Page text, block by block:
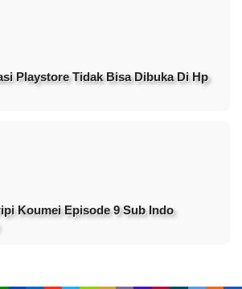
Playstore Tidak Bisa Dibuka Di Hp
Koumei Episode 9 Sub Indo